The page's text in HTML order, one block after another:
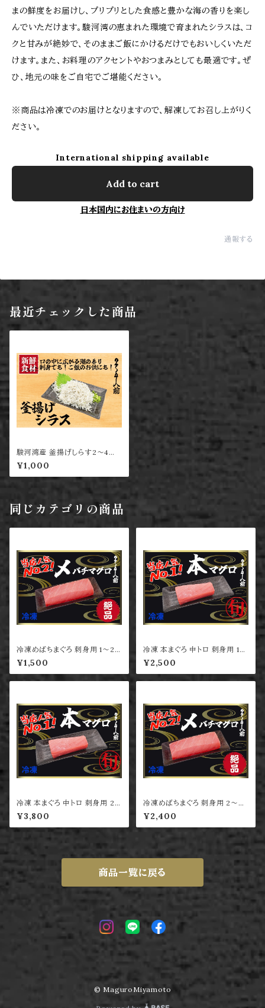
まの鮮度をお届けし、プリプリとした食感と豊かな海の香りを楽し
んでいただけます。駿河湾の恵まれた環境で育まれたシラスは、コ
クと甘みが絶妙で、そのままご飯にかけるだけでもおいしくいただ
けます。また、お料理のアクセントやおつまみとしても最適です。ぜ
ひ、地元の味をご自宅でご堪能ください。
※商品は冷凍でのお届けとなりますので、解凍してお召し上がりく
ださい。
International shipping available
Add to cart
日本国内にお住まいの方向け
通報する
最近チェックした商品
駿河湾産 釜揚げしらす2〜4人
前
¥1,000
同じカテゴリの商品
冷凍めばちまぐろ 刺身用 1～2
人前
¥1,500
冷凍 本まぐろ 中トロ 刺身用 1～
2人前
¥2,500
冷凍 本まぐろ 中トロ 刺身用 2
～4人前
¥3,800
冷凍めばちまぐろ 刺身用 2～4
人前
¥2,400
商品一覧に戻る
© MaguroMiyamoto